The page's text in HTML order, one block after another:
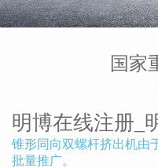
国家
明博在线注册_
锥形同向双螺杆挤出机由
批量推广。